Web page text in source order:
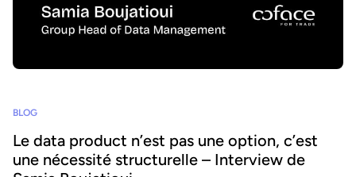
BLOG
Le data product n’est pas une option, c’est
une nécessité structurelle – Interview de